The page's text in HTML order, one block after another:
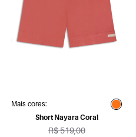
Mais cores:
Short Nayara Coral
R$ 519,00